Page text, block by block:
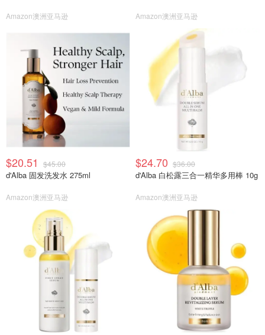
Amazon澳洲亚马逊 Amazon澳洲亚马逊
$20.51 $45.00
d'Alba 固发洗发水 275ml
Amazon澳洲亚马逊
$24.70 $36.00
d'Alba 白松露三合一精华多用棒 10g
Amazon澳洲亚马逊